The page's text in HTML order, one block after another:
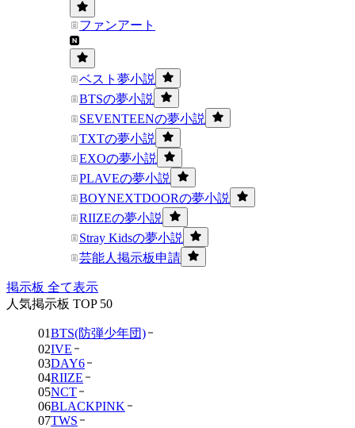
ファンアート
ベスト夢小説
BTSの夢小説
SEVENTEENの夢小説
TXTの夢小説
EXOの夢小説
PLAVEの夢小説
BOYNEXTDOORの夢小説
RIIZEの夢小説
Stray Kidsの夢小説
芸能人掲示板申請
掲示板 全て表示
人気掲示板 TOP 50
01BTS(防弾少年団)
02IVE
03DAY6
04RIIZE
05NCT
06BLACKPINK
07TWS